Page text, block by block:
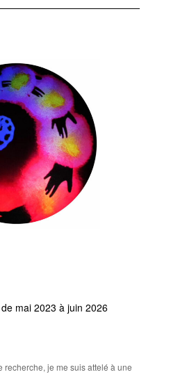
mai 2023 à juin 2026
recherche, je me suis attelé à une